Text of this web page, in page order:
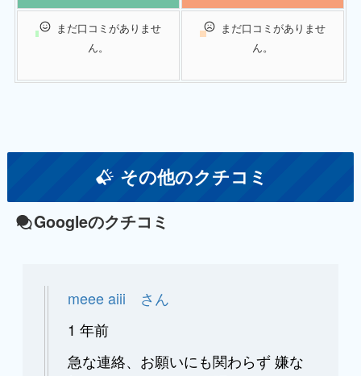
まだ口コミがありませ
ん。
まだ口コミがありませ
ん。
その他のクチコミ
Googleのクチコミ
meee aiii さん
1 年前
急な連絡、お願いにも関わらず 嫌な